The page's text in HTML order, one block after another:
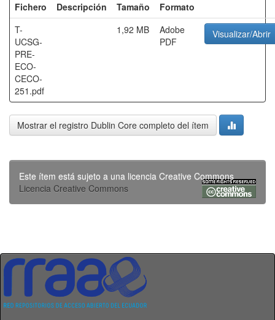
Fichero
Descripción Tamaño
Formato
T-
UCSG-
PRE-
ECO-
CECO-
251.pdf
1,92 MB
Adobe
PDF
Visualizar/Abrir
Mostrar el registro Dublin Core completo del ítem
Este ítem está sujeto a una licencia Creative Commons
Licencia Creative Commons